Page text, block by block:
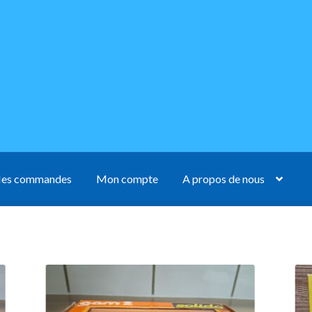
commandes Mon compte A propos de nous